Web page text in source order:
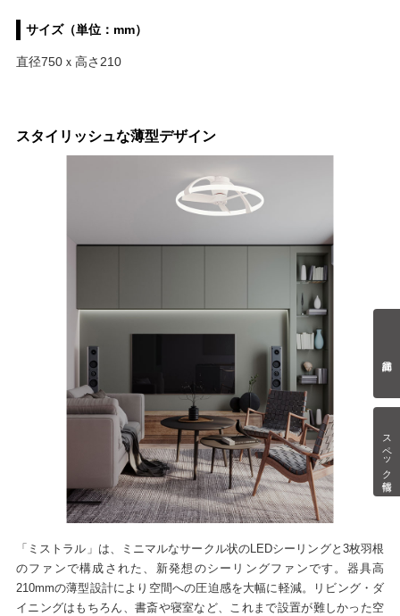
スペック情報
サイズ（単位：mm）
直径750ｘ高さ210
スタイリッシュな薄型デザイン
「ミストラル」は、ミニマルなサークル状のLEDシーリングと3枚羽根
のファンで構成された、新発想のシーリングファンです。器具高
210mmの薄型設計により空間への圧迫感を大幅に軽減。リビング・ダ
イニングはもちろん、書斎や寝室など、これまで設置が難しかった空